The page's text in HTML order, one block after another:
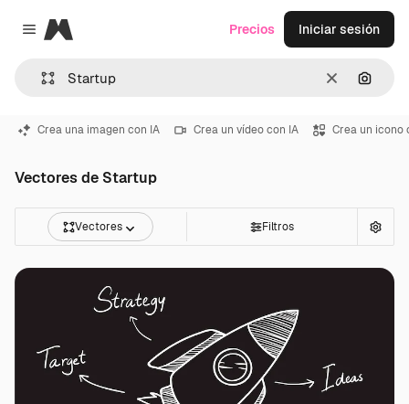
Close menu
Magnific
Borrar
Precios Iniciar sesión
Crea una imagen con IA Crea un vídeo con IA Crea un icono
Vectores de Startup
Vectores Filtros